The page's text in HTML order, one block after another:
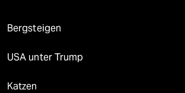
Bergsteigen
USA unter Trump
Katzen